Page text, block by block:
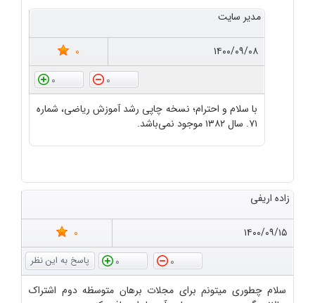
مدیر سایت
۱۴۰۰/۰۹/۰۸
0
0
0
با سلام و احترام؛ نسخه چاپی رشد آموزش ریاضی، شماره
۷۱. سال ۱۳۸۲ موجود نمی‌باشد.
زاده اریفی
۱۴۰۰/۰۹/۱۵
0
0
0
سلام چطوری میتونم برای مجلات برهان متوسظه دوم اشتراک